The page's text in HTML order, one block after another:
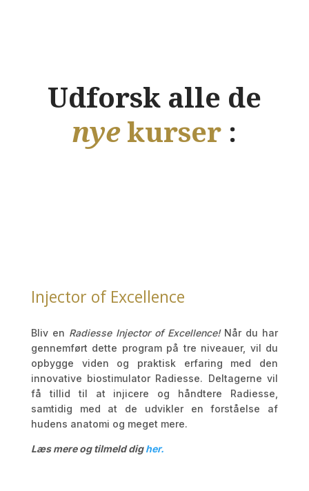
Udforsk alle de
nyekurser :
Injector of Excellence
Bliv en Radiesse Injector of Excellence!Når du har
gennemført dette program på tre niveauer, vil du
opbygge viden og praktisk erfaring med den
innovative biostimulator Radiesse. Deltagerne vil
få tillid til at injicere og håndtere Radiesse,
samtidig med at de udvikler en forståelse af
hudens anatomi og meget mere.
Læs mere og tilmeld digher.